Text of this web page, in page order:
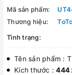
Mã sản phẩm:
Thương hiệu:
Tình trạng:
Tên sản phẩm :
Kích thước :444